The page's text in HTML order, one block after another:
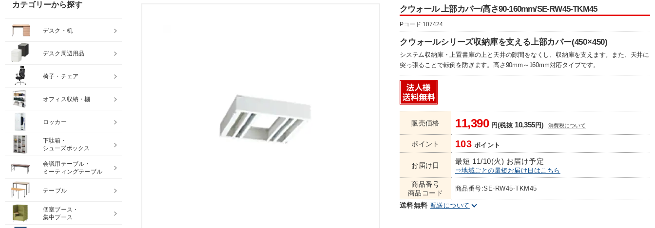
クウォール 上部カバー/高さ90-160mm/SE-RW45-TKM45
Pコード:107424
クウォールシリーズ収納庫を支える上部カバー(450×450)
システム収納庫・上置書庫の上と天井の隙間をなくし、収納庫を支えます。また、天井に
突っ張ることで転倒を防ぎます。高さ90mm～160mm対応タイプです。
販売価格 11,390円(税抜 10,355円) 消費税について
ポイント 103 ポイント
お届け日 最短 11/10(火) お届け予定
⇒地域ごとの最短お届け日はこちら
商品番号
商品コード
商品番号:SE-RW45-TKM45
送料無料 配送について
カテゴリーから探す
デスク・机
デスク周辺用品
椅子・チェア
オフィス収納・棚
ロッカー
下駄箱・
シューズボックス
会議用テーブル・
ミーティングテーブル
テーブル
個室ブース・
集中ブース